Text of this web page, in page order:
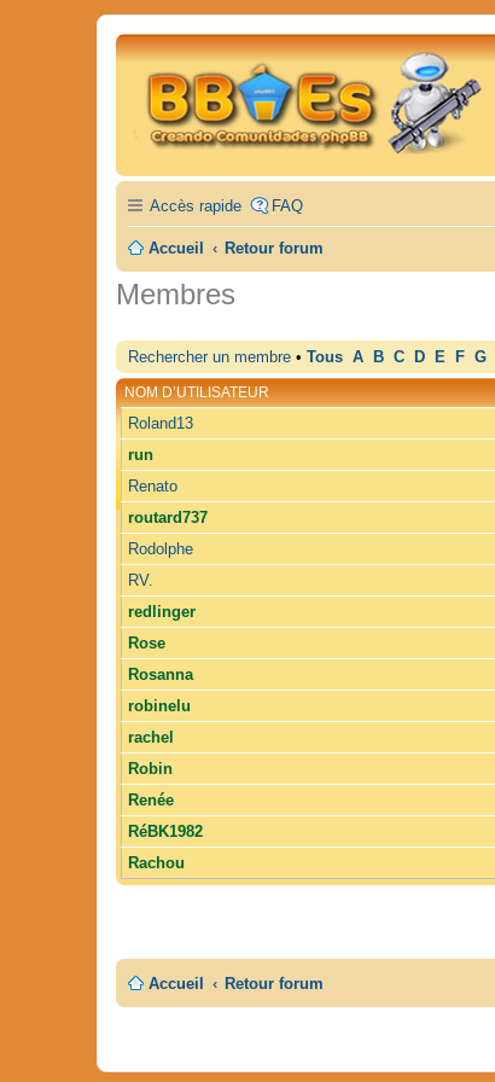
Accès rapide FAQ
Accueil Retour forum
Membres
Rechercher un membre • Tous A B C D E F G
NOM D’UTILISATEUR
Roland13
run
Renato
routard737
Rodolphe
RV.
redlinger
Rose
Rosanna
robinelu
rachel
Robin
Renée
RéBK1982
Rachou
Accueil Retour forum